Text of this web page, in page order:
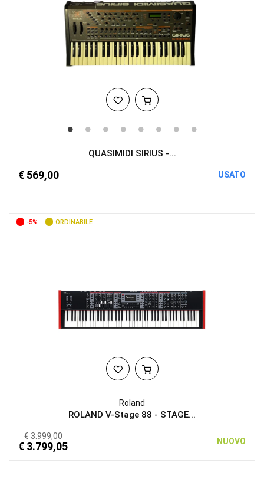
QUASIMIDI SIRIUS -...
€ 569,00 USATO
-5% ORDINABILE
Roland
ROLAND V-Stage 88 - STAGE...
€ 3.999,00
€ 3.799,05 NUOVO